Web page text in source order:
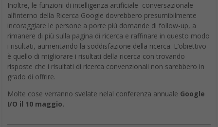
Inoltre, le funzioni di intelligenza artificiale conversazionale
all’interno della Ricerca Google dovrebbero presumibilmente
incoraggiare le persone a porre più domande di follow-up, a
rimanere di più sulla pagina di ricerca e raffinare in questo modo
i risultati, aumentando la soddisfazione della ricerca. L’obiettivo
è quello di migliorare i risultati della ricerca con trovando
risposte che i risultati di ricerca convenzionali non sarebbero in
grado di offrire.
Molte cose verranno svelate nelal conferenza annuale Google
I/O il 10 maggio.